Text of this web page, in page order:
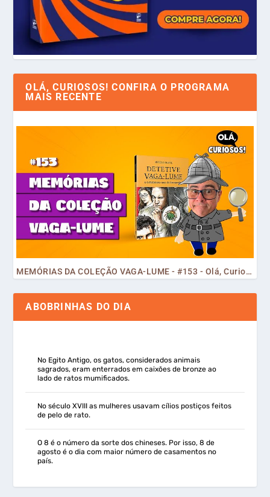
OLÁ, CURIOSOS! CONFIRA O PROGRAMA
MAIS RECENTE
MEMÓRIAS DA COLEÇÃO VAGA-LUME - #153 - Olá, Curiosos! 2023
ABOBRINHAS DO DIA
No Egito Antigo, os gatos, considerados animais
sagrados, eram enterrados em caixões de bronze ao
lado de ratos mumificados.
No século XVIII as mulheres usavam cílios postiços feitos
de pelo de rato.
O 8 é o número da sorte dos chineses. Por isso, 8 de
agosto é o dia com maior número de casamentos no
país.